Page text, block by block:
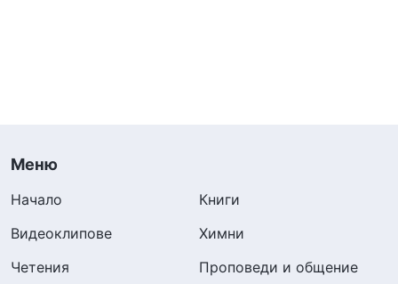
Меню
Начало
Книги
Видеоклипове
Химни
Четения
Проповеди и общение